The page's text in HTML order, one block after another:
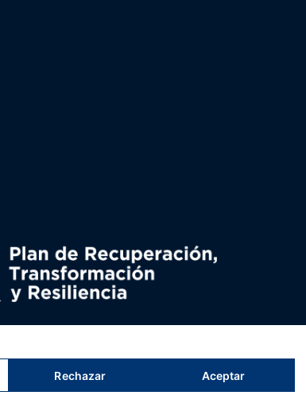
el Ministerio de Política territorial.
Rechazar Aceptar